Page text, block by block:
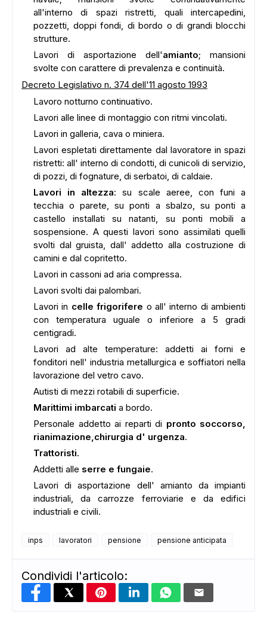
all'interno di spazi ristretti, quali intercapedini,
pozzetti, doppi fondi, di bordo o di grandi blocchi
strutture.
Lavori di asportazione dell'amianto; mansioni
svolte con carattere di prevalenza e continuità.
Decreto Legislativo n. 374 dell'11 agosto 1993
Lavoro notturno continuativo.
Lavori alle linee di montaggio con ritmi vincolati.
Lavori in galleria, cava o miniera.
Lavori espletati direttamente dal lavoratore in spazi
ristretti: all' interno di condotti, di cunicoli di servizio,
di pozzi, di fognature, di serbatoi, di caldaie.
Lavori in altezza: su scale aeree, con funi a
tecchia o parete, su ponti a sbalzo, su ponti a
castello installati su natanti, su ponti mobili a
sospensione. A questi lavori sono assimilati quelli
svolti dal gruista, dall' addetto alla costruzione di
camini e dal copritetto.
Lavori in cassoni ad aria compressa.
Lavori svolti dai palombari.
Lavori in celle frigorifere o all' interno di ambienti
con temperatura uguale o inferiore a 5 gradi
centigradi.
Lavori ad alte temperature: addetti ai forni e
fonditori nell' industria metallurgica e soffiatori nella
lavorazione del vetro cavo.
Autisti di mezzi rotabili di superficie.
Marittimi imbarcati a bordo.
Personale addetto ai reparti di pronto soccorso,
rianimazione,chirurgia d' urgenza.
Trattoristi.
Addetti alle serre e fungaie.
Lavori di asportazione dell' amianto da impianti
industriali, da carrozze ferroviarie e da edifici
industriali e civili.
inps lavoratori pensione pensione anticipata
Condividi l'articolo: